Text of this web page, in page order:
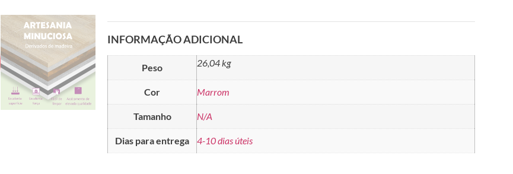
INFORMAÇÃO ADICIONAL
Peso 26,04 kg
Cor Marrom
Tamanho N/A
Dias para entrega 4-10 dias úteis